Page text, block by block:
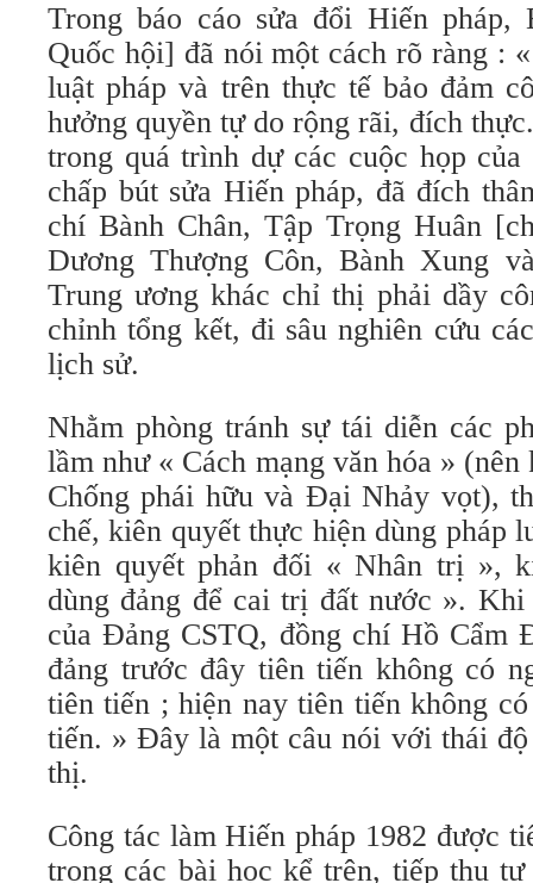
Trong báo cáo sửa đổi Hiến pháp,
Quốc hội] đã nói một cách rõ ràng :
luật pháp và trên thực tế bảo đảm
hưởng quyền tự do rộng rãi, đích
trong quá trình dự các cuộc họp
chấp bút sửa Hiến pháp, đã đích
chí Bành Chân, Tập Trọng Huân
Dương Thượng Côn, Bành Xung
Trung ương khác chỉ thị phải dầy
chỉnh tổng kết, đi sâu nghiên cứu
lịch sử.
Nhằm phòng tránh sự tái diễn các
lầm như « Cách mạng văn hóa »
Chống phái hữu và Đại Nhảy vọt),
chế, kiên quyết thực hiện dùng pháp
kiên quyết phản đối « Nhân trị »,
dùng đảng để cai trị đất nước ».
của Đảng CSTQ, đồng chí Hồ Cẩm
đảng trước đây tiên tiến không có
tiên tiến ; hiện nay tiên tiến không
tiến. » Đây là một câu nói với thái
thị.
Công tác làm Hiến pháp 1982 được
trọng các bài học kể trên, tiếp thu